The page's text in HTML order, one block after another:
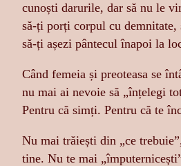
cunoști darurile, dar să nu le
să-ți porți corpul cu demnitate,
să-ți așezi pântecul înapoi la
Când femeia și preoteasa se
nu mai ai nevoie să „înțelegi
Pentru că simți. Pentru că te
Nu mai trăiești din „ce
tine. Nu te mai